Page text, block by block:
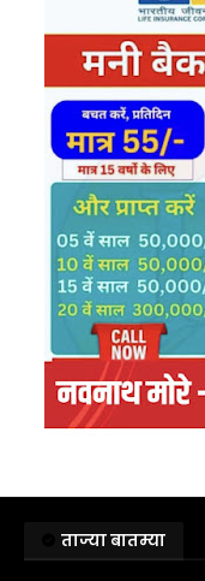
ताज्या बातम्या